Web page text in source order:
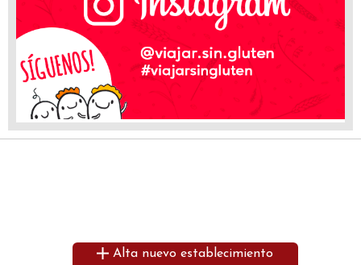
Alta nuevo establecimiento